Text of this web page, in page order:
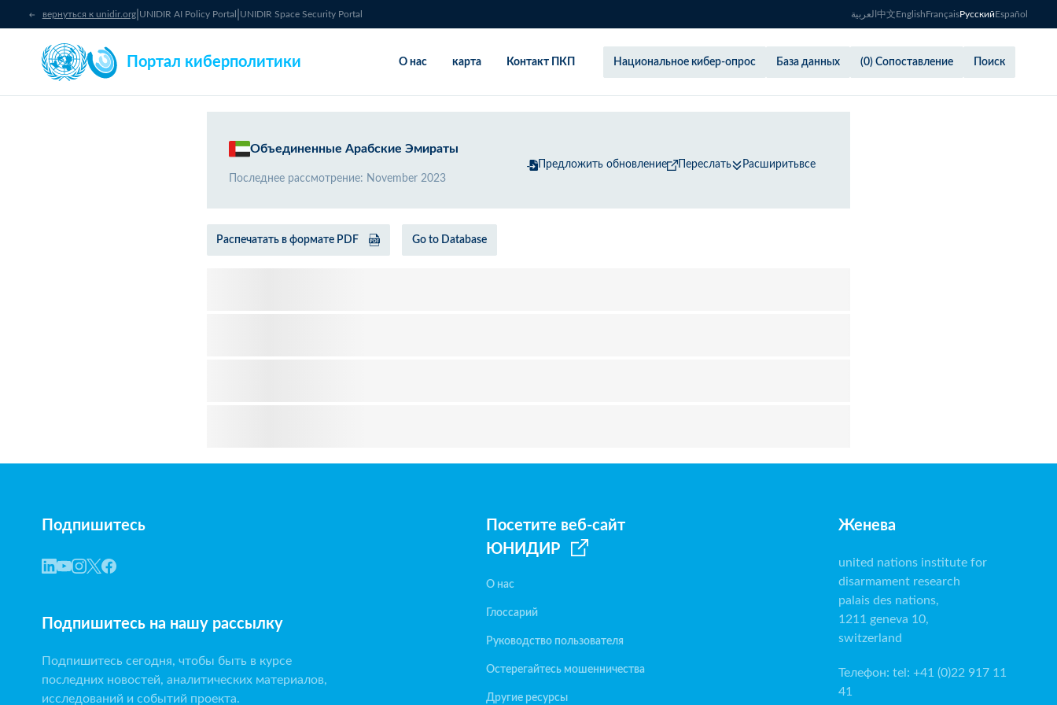
вернуться к unidir.org| UNIDIR AI Policy Portal UNIDIR Space Security Portal العربية 中文EnglishFrançaisРусскийEspañol
Портал киберполитики О нас карта Контакт ПКП Национальное кибер-опрос База данных (0) Сопоставление Поиск
Объединенные Арабские Эмираты
Последнее рассмотрение: November 2023
Предложить обновление Переслать Расширитьвсе
Распечатать в формате PDF Go to Database
Подпишитесь
Подпишитесь на нашу рассылку
Подпишитесь сегодня, чтобы быть в курсе
последних новостей, аналитических материалов,
исследований и событий проекта.
Посетите веб-сайт
ЮНИДИР
О нас
Глоссарий
Руководство пользователя
Остерегайтесь мошенничества
Другие ресурсы
Женева
united nations institute for
disarmament research
palais des nations,
1211 geneva 10,
switzerland
Телефон: tel: +41 (0)22 917 11
41